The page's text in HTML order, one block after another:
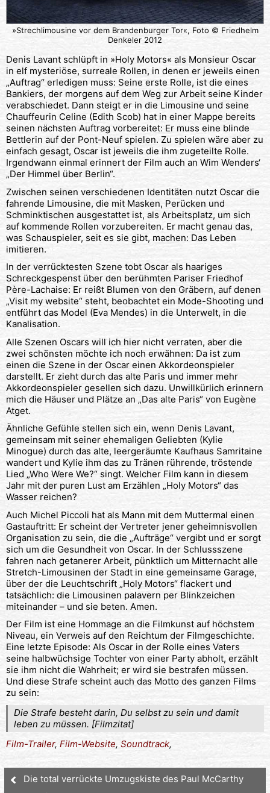
»Strechlimousine vor dem Brandenburger Tor«, Foto © Friedhelm
Denkeler 2012
Denis Lavant schlüpft in »Holy Motors« als Monsieur Oscar
in elf mysteriöse, surreale Rollen, in denen er jeweils einen
„Auftrag“ erledigen muss: Seine erste Rolle, ist die eines
Bankiers, der morgens auf dem Weg zur Arbeit seine Kinder
verabschiedet. Dann steigt er in die Limousine und seine
Chauffeurin Celine (Edith Scob) hat in einer Mappe bereits
seinen nächsten Auftrag vorbereitet: Er muss eine blinde
Bettlerin auf der Pont-Neuf spielen. Zu spielen wäre aber zu
einfach gesagt, Oscar ist jeweils die ihm zugeteilte Rolle.
Irgendwann einmal erinnert der Film auch an Wim Wenders‘
„Der Himmel über Berlin“.
Zwischen seinen verschiedenen Identitäten nutzt Oscar die
fahrende Limousine, die mit Masken, Perücken und
Schminktischen ausgestattet ist, als Arbeitsplatz, um sich
auf kommende Rollen vorzubereiten. Er macht genau das,
was Schauspieler, seit es sie gibt, machen: Das Leben
imitieren.
In der verrücktesten Szene tobt Oscar als haariges
Schreckgespenst über den berühmten Pariser Friedhof
Père-Lachaise: Er reißt Blumen von den Gräbern, auf denen
„Visit my website“ steht, beobachtet ein Mode-Shooting und
entführt das Model (Eva Mendes) in die Unterwelt, in die
Kanalisation.
Alle Szenen Oscars will ich hier nicht verraten, aber die
zwei schönsten möchte ich noch erwähnen: Da ist zum
einen die Szene in der Oscar einen Akkordeonspieler
darstellt. Er zieht durch das alte Paris und immer mehr
Akkordeonspieler gesellen sich dazu. Unwillkürlich erinnern
mich die Häuser und Plätze an „Das alte Paris“ von Eugène
Atget.
Ähnliche Gefühle stellen sich ein, wenn Denis Lavant,
gemeinsam mit seiner ehemaligen Geliebten (Kylie
Minogue) durch das alte, leergeräumte Kaufhaus Samritaine
wandert und Kylie ihm das zu Tränen rührende, tröstende
Lied „Who Were We?“ singt. Welcher Film kann in diesem
Jahr mit der puren Lust am Erzählen „Holy Motors“ das
Wasser reichen?
Auch Michel Piccoli hat als Mann mit dem Muttermal einen
Gastauftritt: Er scheint der Vertreter jener geheimnisvollen
Organisation zu sein, die die „Aufträge“ vergibt und er sorgt
sich um die Gesundheit von Oscar. In der Schlussszene
fahren nach getanerer Arbeit, pünktlich um Mitternacht alle
Stretch-Limousinen der Stadt in eine gemeinsame Garage,
über der die Leuchtschrift „Holy Motors“ flackert und
tatsächlich: die Limousinen palavern per Blinkzeichen
miteinander – und sie beten. Amen.
Der Film ist eine Hommage an die Filmkunst auf höchstem
Niveau, ein Verweis auf den Reichtum der Filmgeschichte.
Eine letzte Episode: Als Oscar in der Rolle eines Vaters
seine halbwüchsige Tochter von einer Party abholt, erzählt
sie ihm nicht die Wahrheit; er wird sie bestrafen müssen.
Und diese Strafe scheint auch das Motto des ganzen Films
zu sein:
Die Strafe besteht darin, Du selbst zu sein und damit
leben zu müssen. [Filmzitat]
Film-Trailer, Film-Website, Soundtrack,
Die total verrückte Umzugskiste des Paul McCarthy